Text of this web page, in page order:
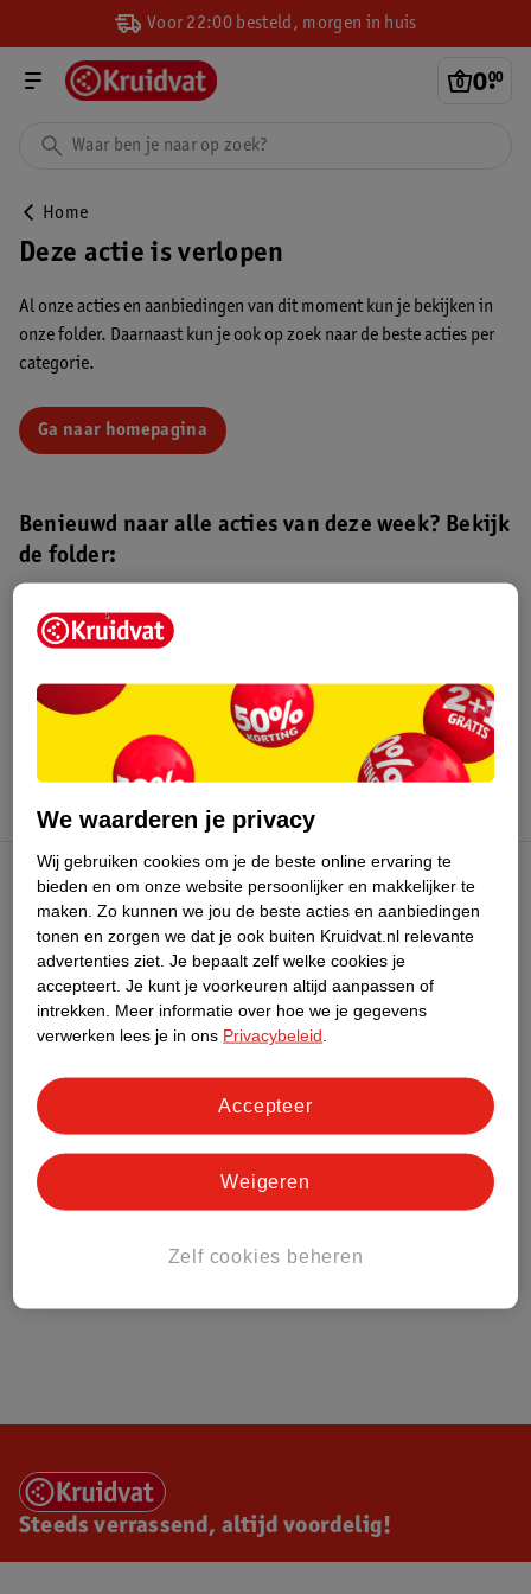
Voor 22:00 besteld, morgen in huis
0.
00
Home
Deze actie is verlopen
Al onze acties en aanbiedingen van dit moment kun je bekijken in
onze folder. Daarnaast kun je ook op zoek naar de beste acties per
categorie.
Ga naar homepagina
Benieuwd naar alle acties van deze week? Bekijk
de folder:
Kruidvat folder
augustus 2026.
Kruidvat Club
Klantenservice
Over Kruidvat
Steeds verrassend, altijd voordelig!
We waarderen je privacy
Wij gebruiken cookies om je de beste online ervaring te
bieden en om onze website persoonlijker en makkelijker te
maken. Zo kunnen we jou de beste acties en aanbiedingen
tonen en zorgen we dat je ook buiten Kruidvat.nl relevante
advertenties ziet. Je bepaalt zelf welke cookies je
accepteert. Je kunt je voorkeuren altijd aanpassen of
intrekken.
Meer informatie over hoe we je gegevens
verwerken lees je in ons Privacybeleid
Zelf cookies beheren
Weigeren
Accepteer